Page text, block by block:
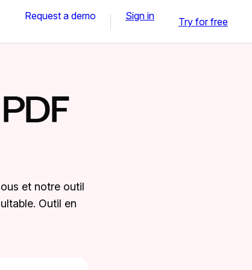
Request a demo Sign in Try for free
et notre outil
Outil en